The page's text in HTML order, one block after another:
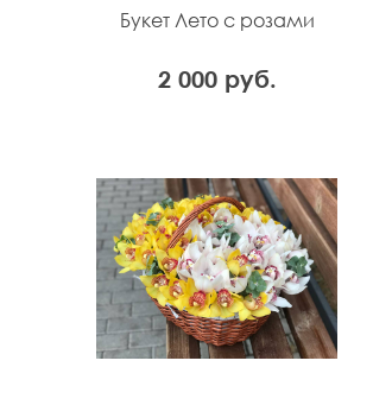
Букет Лето с розами
2 000 руб.